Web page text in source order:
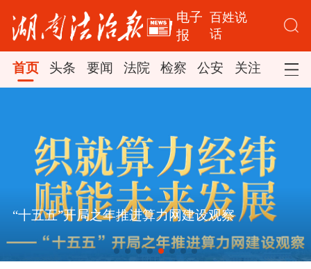
电子
报
百姓说
话
首页 头条 要闻 法院 检察 公安 关注 司法
“十五五”开局之年推进算力网建设观察
[看图学习·人民之心丨读懂“怎样创造业
绩”的实干路径]
时政新闻眼丨如何把百年大党建设得更
[学习新语·铸魂强党｜全党同志务必不